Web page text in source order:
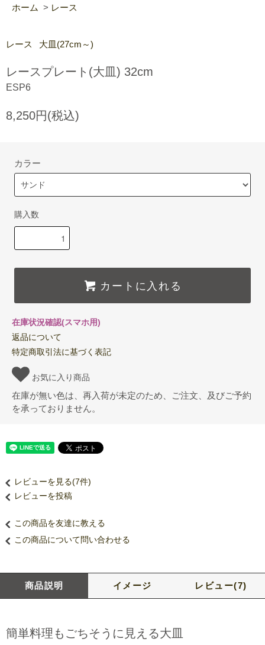
ホーム > レース
レース 大皿(27cm～)
レースプレート(大皿) 32cm
ESP6
8,250円(税込)
カラー
購入数
カートに入れる
在庫状況確認(スマホ用)
返品について
特定商取引法に基づく表記
お気に入り商品
在庫が無い色は、再入荷が未定のため、ご注文、及びご予約
を承っておりません。
レビューを見る(7件)
レビューを投稿
この商品を友達に教える
この商品について問い合わせる
商品説明 イメージ レビュー(7)
簡単料理もごちそうに見える大皿